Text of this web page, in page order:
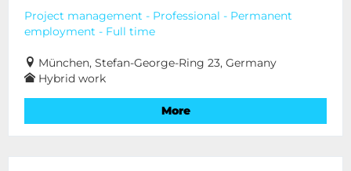
Project management - Professional - Permanent
employment - Full time
München, Stefan-George-Ring 23, Germany
Hybrid work
More